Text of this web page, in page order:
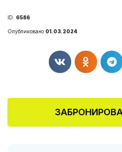
ID: 6586
Опубликовано 01.03.2024